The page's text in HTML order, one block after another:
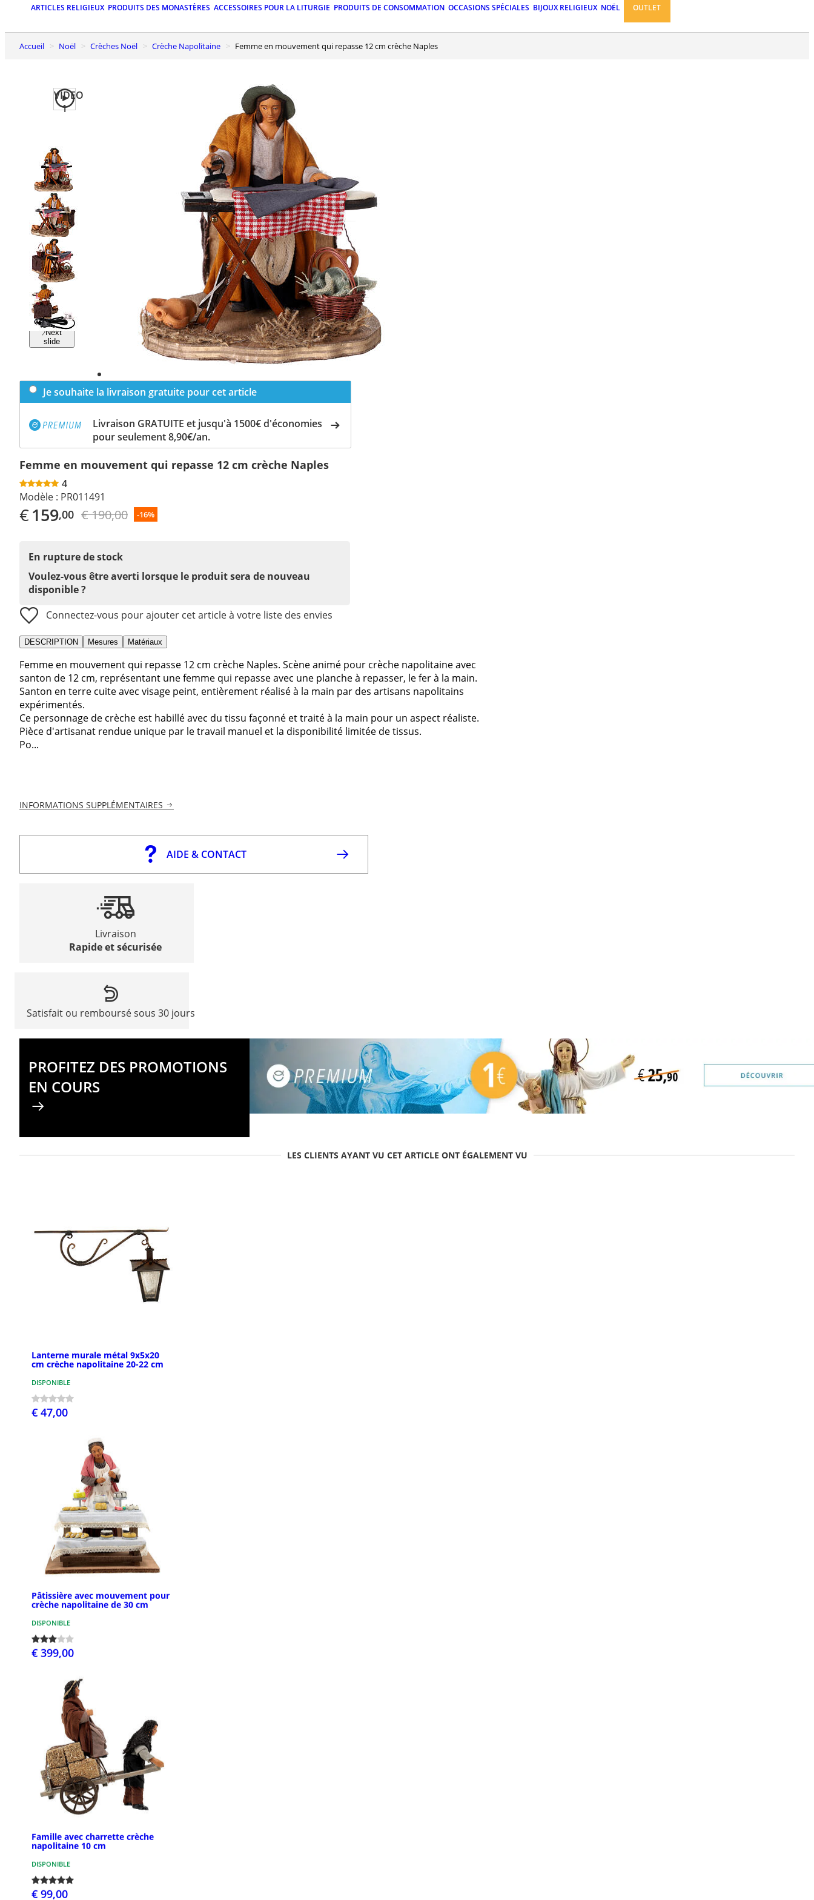
ARTICLES RELIGIEUX PRODUITS DES MONASTÈRES ACCESSOIRES POUR LA LITURGIE PRODUITS DE CONSOMMATION OCCASIONS SPÉCIALES BIJOUX RELIGIEUX NOËL OUTLET
Accueil Noël Crèches Noël Crèche Napolitaine Femme en mouvement qui repasse 12 cm crèche Naples
VIDEO
1
Previous
slide
Next
slide
Je souhaite la livraison gratuite pour cet article
Livraison GRATUITE et jusqu'à 1500€ d'économies
pour seulement 8,90€/an.
Femme en mouvement qui repasse 12 cm crèche Naples
4
Modèle : PR011491
€159,00 € 190,00 -16%
En rupture de stock
Voulez-vous être averti lorsque le produit sera de nouveau
disponible ?
Connectez-vous pour ajouter cet article à votre liste des envies
DESCRIPTION Mesures Matériaux
Femme en mouvement qui repasse 12 cm crèche Naples. Scène animé pour crèche napolitaine avec
santon de 12 cm, représentant une femme qui repasse avec une planche à repasser, le fer à la main.
Santon en terre cuite avec visage peint, entièrement réalisé à la main par des artisans napolitains
expérimentés.
Ce personnage de crèche est habillé avec du tissu façonné et traité à la main pour un aspect réaliste.
Pièce d'artisanat rendue unique par le travail manuel et la disponibilité limitée de tissus.
Po...
INFORMATIONS SUPPLÉMENTAIRES
AIDE & CONTACT
Livraison
Rapide et sécurisée
Satisfait ou remboursé sous 30 jours
PROFITEZ DES PROMOTIONS
EN COURS
LES CLIENTS AYANT VU CET ARTICLE ONT ÉGALEMENT VU
Lanterne murale métal 9x5x20
cm crèche napolitaine 20-22 cm
DISPONIBLE
€ 47,00
Pâtissière avec mouvement pour
crèche napolitaine de 30 cm
DISPONIBLE
€ 399,00
Famille avec charrette crèche
napolitaine 10 cm
DISPONIBLE
€ 99,00